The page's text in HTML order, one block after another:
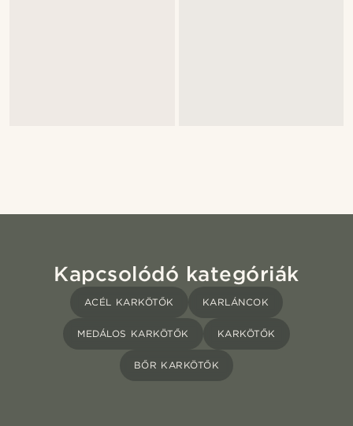
Kapcsolódó kategóriák
ACÉL KARKÖTŐK KARLÁNCOK
MEDÁLOS KARKÖTŐK KARKÖTŐK
BŐR KARKÖTŐK